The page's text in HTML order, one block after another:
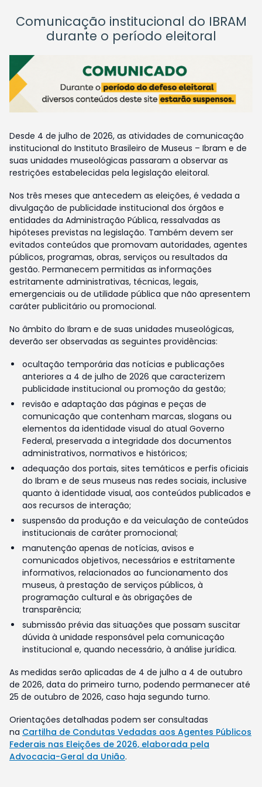
Comunicação institucional do IBRAM
durante o período eleitoral
Desde 4 de julho de 2026, as atividades de comunicação
institucional do Instituto Brasileiro de Museus – Ibram e de
suas unidades museológicas passaram a observar as
restrições estabelecidas pela legislação eleitoral.
Nos três meses que antecedem as eleições, é vedada a
divulgação de publicidade institucional dos órgãos e
entidades da Administração Pública, ressalvadas as
hipóteses previstas na legislação. Também devem ser
evitados conteúdos que promovam autoridades, agentes
públicos, programas, obras, serviços ou resultados da
gestão. Permanecem permitidas as informações
estritamente administrativas, técnicas, legais,
emergenciais ou de utilidade pública que não apresentem
caráter publicitário ou promocional.
No âmbito do Ibram e de suas unidades museológicas,
deverão ser observadas as seguintes providências:
ocultação temporária das notícias e publicações
anteriores a 4 de julho de 2026 que caracterizem
publicidade institucional ou promoção da gestão;
revisão e adaptação das páginas e peças de
comunicação que contenham marcas, slogans ou
elementos da identidade visual do atual Governo
Federal, preservada a integridade dos documentos
administrativos, normativos e históricos;
adequação dos portais, sites temáticos e perfis oficiais
do Ibram e de seus museus nas redes sociais, inclusive
quanto à identidade visual, aos conteúdos publicados e
aos recursos de interação;
suspensão da produção e da veiculação de conteúdos
institucionais de caráter promocional;
manutenção apenas de notícias, avisos e
comunicados objetivos, necessários e estritamente
informativos, relacionados ao funcionamento dos
museus, à prestação de serviços públicos, à
programação cultural e às obrigações de
transparência;
submissão prévia das situações que possam suscitar
dúvida à unidade responsável pela comunicação
institucional e, quando necessário, à análise jurídica.
As medidas serão aplicadas de 4 de julho a 4 de outubro
de 2026, data do primeiro turno, podendo permanecer até
25 de outubro de 2026, caso haja segundo turno.
Orientações detalhadas podem ser consultadas
na Cartilha de Condutas Vedadas aos Agentes Públicos
Federais nas Eleições de 2026, elaborada pela
Advocacia-Geral da União.